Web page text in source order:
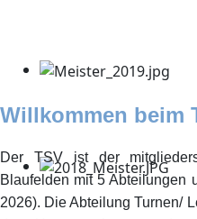
Willkommen beim
Der TSV ist der
Blaufelden mit 5 Abteilungen
2026). Die Abteilung Turnen/